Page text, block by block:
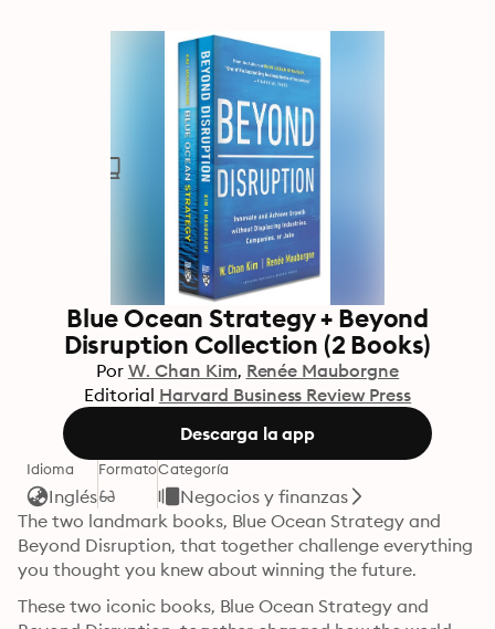
Blue Ocean Strategy + Beyond
Disruption Collection (2 Books)
Por W. Chan Kim Renée Mauborgne
Editorial Harvard Business Review Press
Descarga la app
Idioma
Inglés
FormatoCategoría
Negocios y finanzas
The two landmark books, Blue Ocean Strategy and
Beyond Disruption, that together challenge everything
you thought you knew about winning the future.
These two iconic books, Blue Ocean Strategy and